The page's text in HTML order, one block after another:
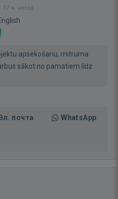
17 ч. назад
apsekošanu, mitruma
sākot no pamatiem līdz
почта WhatsApp